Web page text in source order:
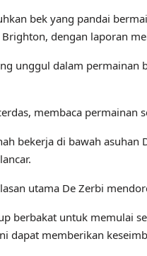
bek yang pandai
dengan laporan
unggul dalam
membaca
bekerja di bawah
utama De Zerbi
berbakat untuk memulai
dapat memberikan